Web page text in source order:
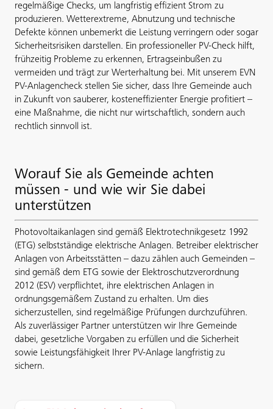
regelmäßige Checks, um langfristig effizient Strom zu
produzieren. Wetterextreme, Abnutzung und technische
Defekte können unbemerkt die Leistung verringern oder sogar
Sicherheitsrisiken darstellen. Ein professioneller PV-Check hilft,
frühzeitig Probleme zu erkennen, Ertragseinbußen zu
vermeiden und trägt zur Werterhaltung bei. Mit unserem EVN
PV-Anlagencheck stellen Sie sicher, dass Ihre Gemeinde auch
in Zukunft von sauberer, kosteneffizienter Energie profitiert –
eine Maßnahme, die nicht nur wirtschaftlich, sondern auch
rechtlich sinnvoll ist.
Worauf Sie als Gemeinde achten
müssen - und wie wir Sie dabei
unterstützen
Photovoltaikanlagen sind gemäß Elektrotechnikgesetz 1992
(ETG) selbstständige elektrische Anlagen. Betreiber elektrischer
Anlagen von Arbeitsstätten – dazu zählen auch Gemeinden –
sind gemäß dem ETG sowie der Elektroschutzverordnung
2012 (ESV) verpflichtet, ihre elektrischen Anlagen in
ordnungsgemäßem Zustand zu erhalten. Um dies
sicherzustellen, sind regelmäßige Prüfungen durchzuführen.
Als zuverlässiger Partner unterstützen wir Ihre Gemeinde
dabei, gesetzliche Vorgaben zu erfüllen und die Sicherheit
sowie Leistungsfähigkeit Ihrer PV-Anlage langfristig zu
sichern.